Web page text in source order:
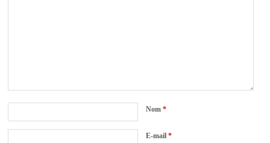
Nom*
E-mail*